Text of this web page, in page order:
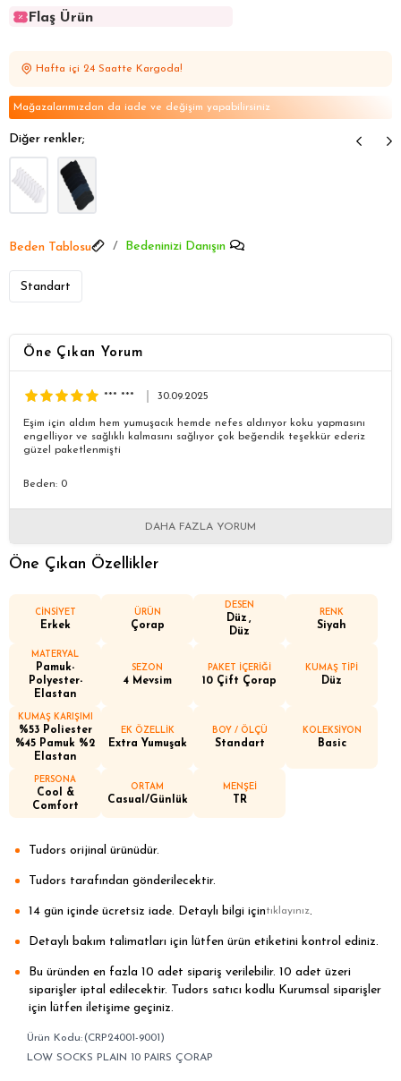
Flaş Ürün
Flaş Ürün
Hafta içi 24 Saatte Kargoda!
Mağazalarımızdan da iade ve değişim yapabilirsiniz
Diğer renkler;
Beden Tablosu Bedeninizi Danışın
Standart
Öne Çıkan Yorum
*** *** 30.09.2025
Eşim için aldım hem yumuşacık hemde nefes aldırıyor koku yapmasını
engelliyor ve sağlıklı kalmasını sağlıyor çok beğendik teşekkür ederiz
güzel paketlenmişti
Beden: 0
DAHA FAZLA YORUM
Öne Çıkan Özellikler
CİNSİYET
Erkek
ÜRÜN
Çorap
DESEN
Düz
Düz
RENK
Siyah
MATERYAL
Pamuk-
Polyester-
Elastan
SEZON
4 Mevsim
PAKET İÇERİĞİ
10 Çift Çorap
KUMAŞ TİPİ
Düz
KUMAŞ KARIŞIMI
%53 Poliester
%45 Pamuk %2
Elastan
EK ÖZELLİK
Extra Yumuşak
BOY / ÖLÇÜ
Standart
KOLEKSİYON
Basic
PERSONA
Cool &
Comfort
ORTAM
Casual/Günlük
MENŞEİ
TR
Tudors orijinal ürünüdür.
Tudors tarafından gönderilecektir.
14 gün içinde ücretsiz iade. Detaylı bilgi içintıklayınız.
Detaylı bakım talimatları için lütfen ürün etiketini kontrol ediniz.
Bu üründen en fazla 10 adet sipariş verilebilir. 10 adet üzeri
siparişler iptal edilecektir. Tudors satıcı kodlu Kurumsal siparişler
için lütfen iletişime geçiniz.
(CRP24001-9001)
LOW SOCKS PLAIN 10 PAIRS ÇORAP